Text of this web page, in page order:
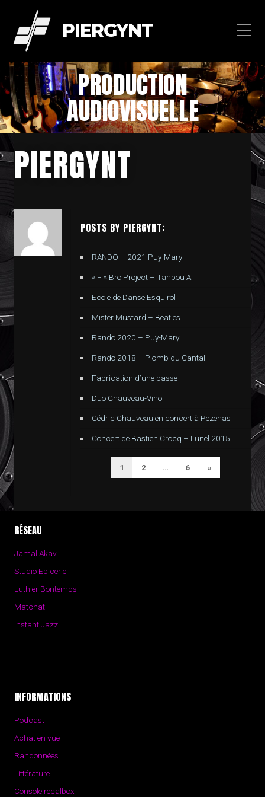
PIERGYNT
PRODUCTION
AUDIOVISUELLE
PIERGYNT
POSTS BY PIERGYNT:
RANDO – 2021 Puy-Mary
« F » Bro Project – Tanbou A
Ecole de Danse Esquirol
Mister Mustard – Beatles
Rando 2020 – Puy-Mary
Rando 2018 – Plomb du Cantal
Fabrication d’une basse
Duo Chauveau-Vino
Cédric Chauveau en concert à Pezenas
Concert de Bastien Crocq – Lunel 2015
PAGINATION
DES
1 2 … 6 Next
»
RÉSEAU
Jamal Akav
Studio Epicerie
Luthier Bontemps
Matchat
Instant Jazz
INFORMATIONS
Podcast
Achat en vue
Randonnées
Littérature
Console recalbox